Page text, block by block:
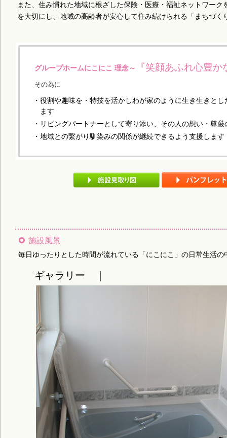
また、住み慣れた地域に根ざした保険・医療・福祉ネットワークを生
を大切にし、地域の高齢者が安心して住み続けられる「まちづく
グループホームにこにこ 理念～ 『笑顔あふれ心豊か
その為に
・役割や趣味を・特技を活かしわが家のように生き生きと
ます
・リビングパートナーとして寄り添い、その人の想い・尊
・地域との繋がり馴染みの関係が継続できるよう支援します
施設風景
毎日ゆったりとした時間が流れている「にこにこ」の日常生活
ギャラリー ｜